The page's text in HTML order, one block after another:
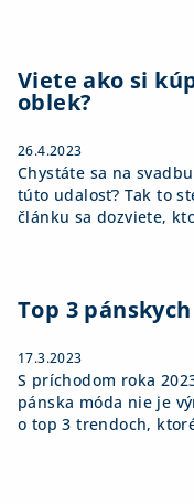
Viete ako si
oblek?
26.4.2023
Chystáte sa na
túto udalosť? Tak to
článku sa dozviete,
Top 3
17.3.2023
S príchodom roka
pánska móda nie je
o top 3 trendoch,